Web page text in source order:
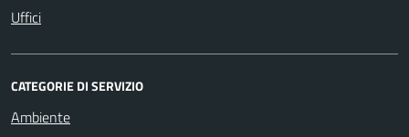
Uffici
CATEGORIE DI SERVIZIO
Ambiente